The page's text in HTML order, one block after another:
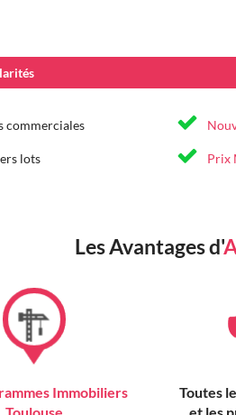
commerciales
lots Prix
Les Avantages d'
Immobiliers
Toutes